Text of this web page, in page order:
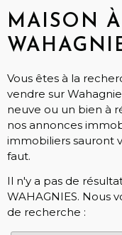
MAISON
Vous êtes à la
vendre sur
neuve ou un bien à
nos annonces
immobiliers sauront
faut.
Il n'y a pas de
WAHAGNIES. Nous
de recherche :